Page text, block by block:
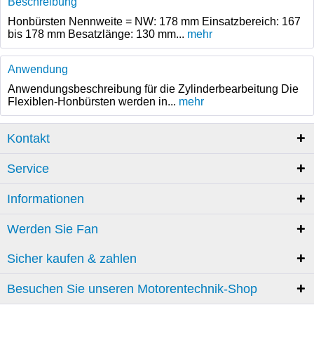
Honbürsten Nennweite = NW: 178 mm Einsatzbereich: 167
bis 178 mm Besatzlänge: 130 mm... mehr
Anwendung
Anwendungsbeschreibung für die Zylinderbearbeitung Die
Flexiblen-Honbürsten werden in... mehr
Kontakt
Service
Informationen
Werden Sie Fan
Sicher kaufen & zahlen
Besuchen Sie unseren Motorentechnik-Shop